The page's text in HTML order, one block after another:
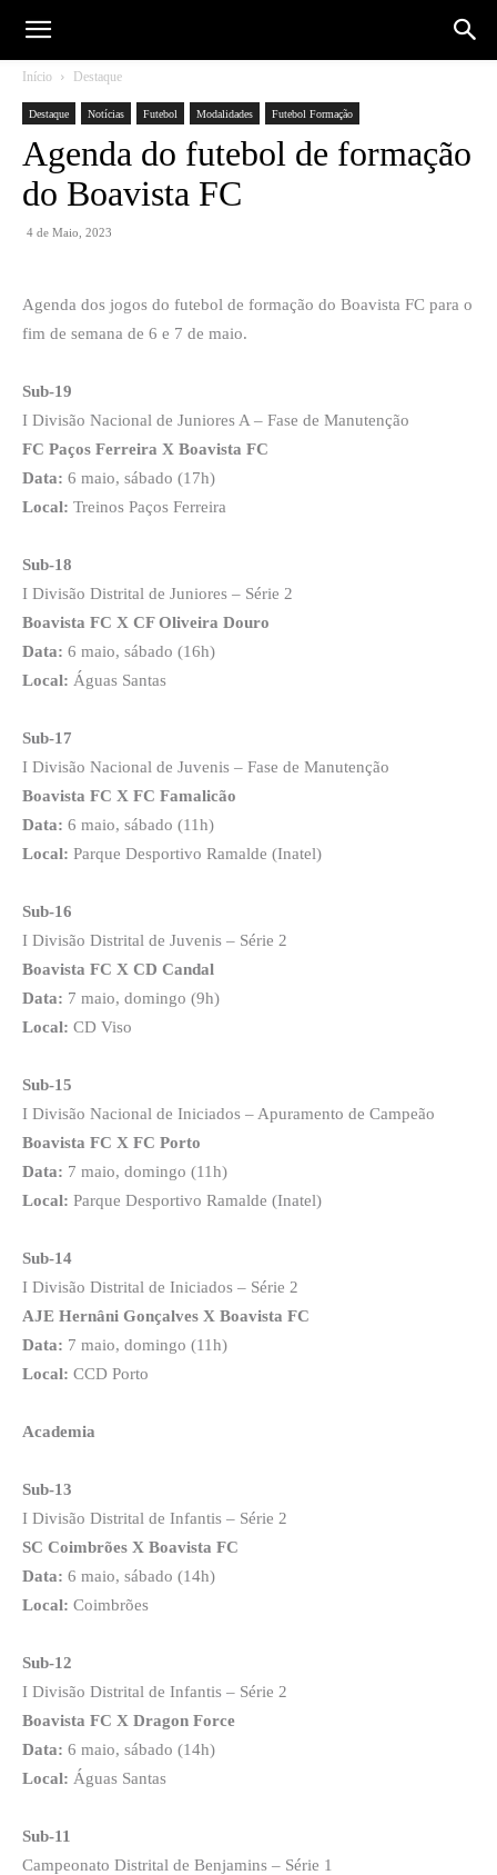
Início Destaque
Destaque Notícias Futebol Modalidades Futebol Formação
Agenda do futebol de formação
do Boavista FC
4 de Maio, 2023
Agenda dos jogos do futebol de formação do Boavista FC para o
fim de semana de 6 e 7 de maio.
Sub-19
I Divisão Nacional de Juniores A – Fase de Manutenção
FC Paços Ferreira X Boavista FC
Data: 6 maio, sábado (17h)
Local: Treinos Paços Ferreira
Sub-18
I Divisão Distrital de Juniores – Série 2
Boavista FC X CF Oliveira Douro
Data: 6 maio, sábado (16h)
Local: Águas Santas
Sub-17
I Divisão Nacional de Juvenis – Fase de Manutenção
Boavista FC X FC Famalicão
Data: 6 maio, sábado (11h)
Local: Parque Desportivo Ramalde (Inatel)
Sub-16
I Divisão Distrital de Juvenis – Série 2
Boavista FC X CD Candal
Data: 7 maio, domingo (9h)
Local: CD Viso
Sub-15
I Divisão Nacional de Iniciados – Apuramento de Campeão
Boavista FC X FC Porto
Data: 7 maio, domingo (11h)
Local: Parque Desportivo Ramalde (Inatel)
Sub-14
I Divisão Distrital de Iniciados – Série 2
AJE Hernâni Gonçalves X Boavista FC
Data: 7 maio, domingo (11h)
Local: CCD Porto
Academia
Sub-13
I Divisão Distrital de Infantis – Série 2
SC Coimbrões X Boavista FC
Data: 6 maio, sábado (14h)
Local: Coimbrões
Sub-12
I Divisão Distrital de Infantis – Série 2
Boavista FC X Dragon Force
Data: 6 maio, sábado (14h)
Local: Águas Santas
Sub-11
Campeonato Distrital de Benjamins – Série 1